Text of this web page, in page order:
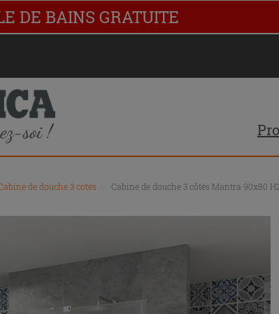
DE BAINS GRATUITE
de douche 3 cotés Cabine de douche 3 côtés Mantra 90x80